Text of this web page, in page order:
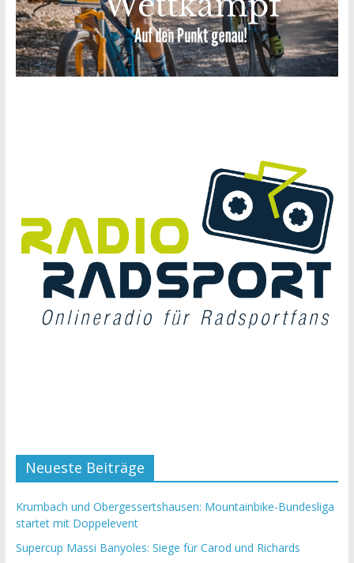
Neueste Beiträge
Krumbach und Obergessertshausen: Mountainbike-Bundesliga
startet mit Doppelevent
Supercup Massi Banyoles: Siege für Carod und Richards